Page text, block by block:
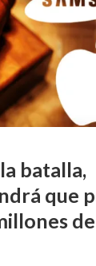
batalla,
que
de